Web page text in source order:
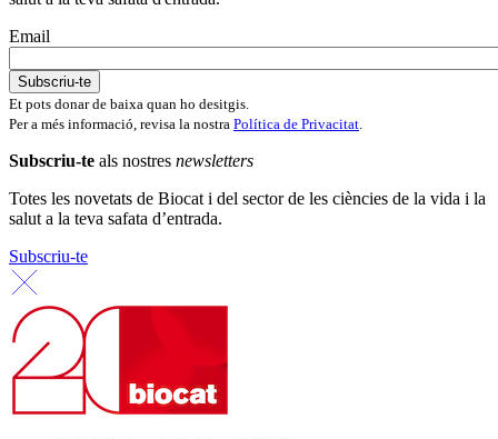
Email
Et pots donar de baixa quan ho desitgis.
Per a més informació, revisa la nostra Política de Privacitat.
Subscriu-te als nostres newsletters
Totes les novetats de Biocat i del sector de les ciències de la vida i la
salut a la teva safata d’entrada.
Subscriu-te